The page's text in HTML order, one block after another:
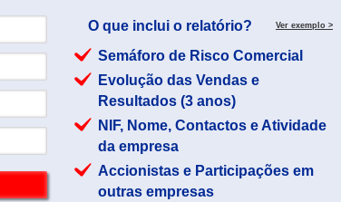
O que inclui o relatório? Ver exemplo >
Semáforo de Risco Comercial
Evolução das Vendas e
Resultados (3 anos)
NIF, Nome, Contactos e Atividade
da empresa
Accionistas e Participações em
outras empresas